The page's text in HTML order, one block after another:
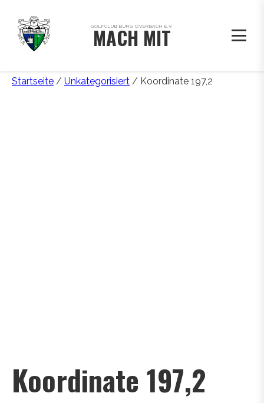
GOLFCLUB BURG OVERBACH E.V.
MACH MIT
Startseite / Unkategorisiert / Koordinate 197,2
Koordinate 197,2